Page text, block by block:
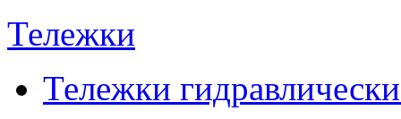
Тележки
Тележки